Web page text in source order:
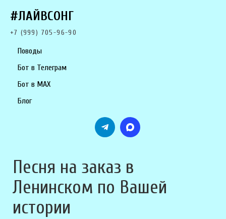
#ЛАЙВСОНГ
+7 (999) 705-96-90
Поводы
Бот в Телеграм
Бот в MAX
Блог
Песня на заказ в
Ленинском по Вашей
истории